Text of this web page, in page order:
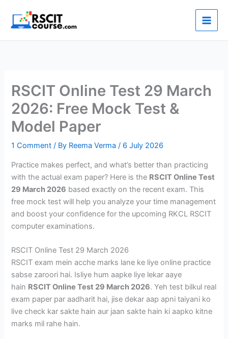
content
RSCIT Online Test 29 March
2026: Free Mock Test &
Model Paper
1 Comment / By Reema Verma/ 6 July 2026
Practice makes perfect, and what’s better than practicing
with the actual exam paper? Here is the RSCIT Online Test
29 March 2026 based exactly on the recent exam. This
free mock test will help you analyze your time management
and boost your confidence for the upcoming RKCL RSCIT
computer examinations.
RSCIT Online Test 29 March 2026
RSCIT exam mein acche marks lane ke liye online practice
sabse zaroori hai. Isliye hum aapke liye lekar aaye
hain RSCIT Online Test 29 March 2026. Yeh test bilkul real
exam paper par aadharit hai, jise dekar aap apni taiyani ko
live check kar sakte hain aur jaan sakte hain ki aapko kitne
marks mil rahe hain.